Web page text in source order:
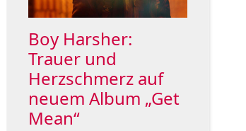
Boy Harsher:
Trauer und
Herzschmerz auf
neuem Album „Get
Mean“